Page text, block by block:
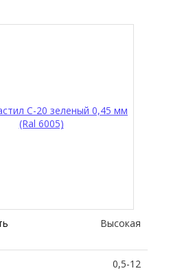
Высокая
0,5-12